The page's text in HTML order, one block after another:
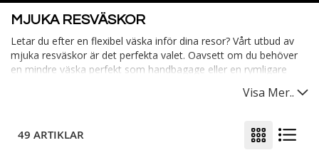
MJUKA RESVÄSKOR
Letar du efter en flexibel väska inför dina resor? Vårt utbud av
mjuka resväskor är det perfekta valet. Oavsett om du behöver
en mindre väska perfekt som handbagage eller en rymligare
väskor kombinerar hållbarhet med en lätt vikt och erbjuder ofta
Upptäck våra mjuka resväskor med hjul. Starta ditt nästa
äventyr med rätt bagage!
Visa Mer..
49 ARTIKLAR